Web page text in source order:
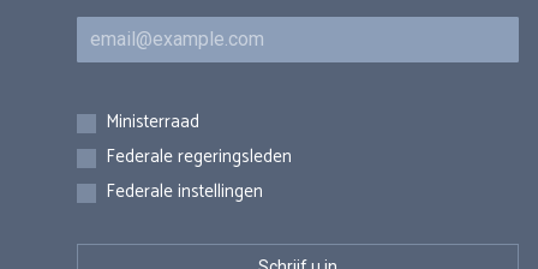
E-mail
Inschrijvingen
Ministerraad
Federale regeringsleden
Federale instellingen